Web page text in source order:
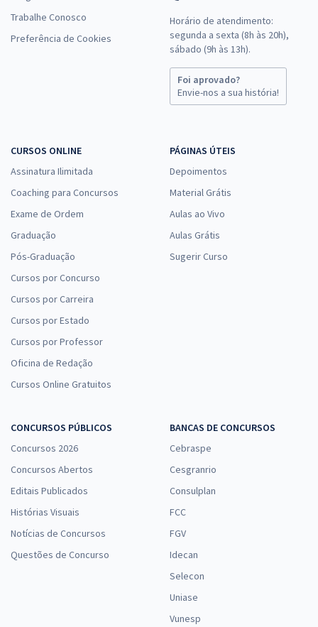
Trabalhe Conosco
Preferência de Cookies
Horário de atendimento:
segunda a sexta (8h às 20h),
sábado (9h às 13h).
Foi aprovado?
Envie-nos a sua história!
CURSOS ONLINE
Assinatura Ilimitada
Coaching para Concursos
Exame de Ordem
Graduação
Pós-Graduação
Cursos por Concurso
Cursos por Carreira
Cursos por Estado
Cursos por Professor
Oficina de Redação
Cursos Online Gratuitos
PÁGINAS ÚTEIS
Depoimentos
Material Grátis
Aulas ao Vivo
Aulas Grátis
Sugerir Curso
CONCURSOS PÚBLICOS
Concursos 2026
Concursos Abertos
Editais Publicados
Histórias Visuais
Notícias de Concursos
Questões de Concurso
BANCAS DE CONCURSOS
Cebraspe
Cesgranrio
Consulplan
FCC
FGV
Idecan
Selecon
Uniase
Vunesp